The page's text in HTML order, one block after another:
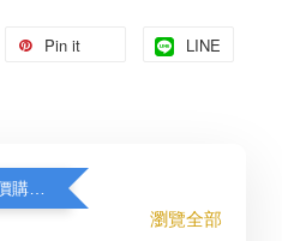
Pin it LINE
瀏覽全部